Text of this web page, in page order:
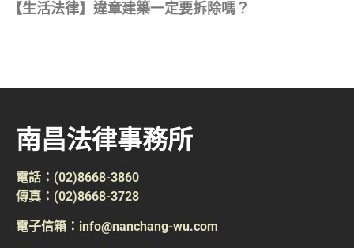
【生活法律】違章建築一定要拆除嗎？
南昌法律事務所
電話：(02)8668-3860
傳真：(02)8668-3728
電子信箱：info@nanchang-wu.com